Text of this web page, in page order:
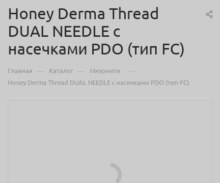
Honey Derma Thread
DUAL NEEDLE с
насечками PDO (тип FC)
Главная — Каталог — Мезонити —
Honey Derma Thread DUAL NEEDLE с насечками PDO (тип FC)